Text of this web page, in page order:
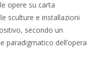
opere su carta
sculture e installazioni
secondo un
paradigmatico dell’opera